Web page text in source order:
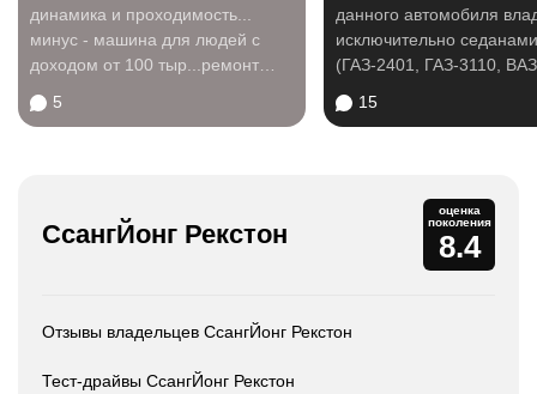
динамика и проходимость...
минус - машина для людей с
доходом от 100 тыр...ремонт
5
данного автомобиля
исключительно седанами
(ГАЗ-2401, ГАЗ-3110,
15
СсангЙонг Рекстон
оценка
поколения
8.4
Отзывы владельцев СсангЙонг Рекстон
Тест-драйвы СсангЙонг Рекстон